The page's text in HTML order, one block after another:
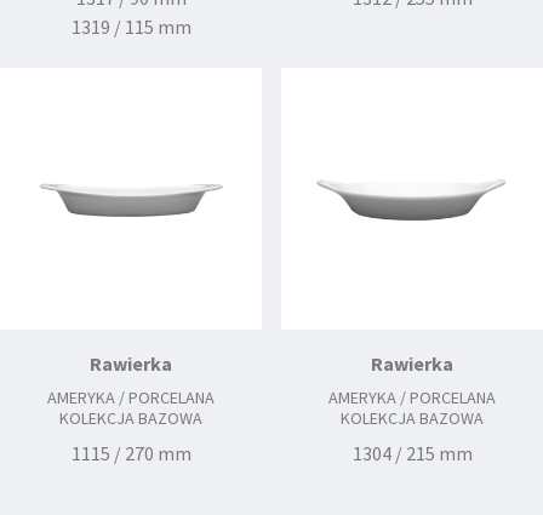
1319 / 115 mm
Rawierka
AMERYKA / PORCELANA
KOLEKCJA BAZOWA
1115 / 270 mm
Rawierka
AMERYKA / PORCELANA
KOLEKCJA BAZOWA
1304 / 215 mm